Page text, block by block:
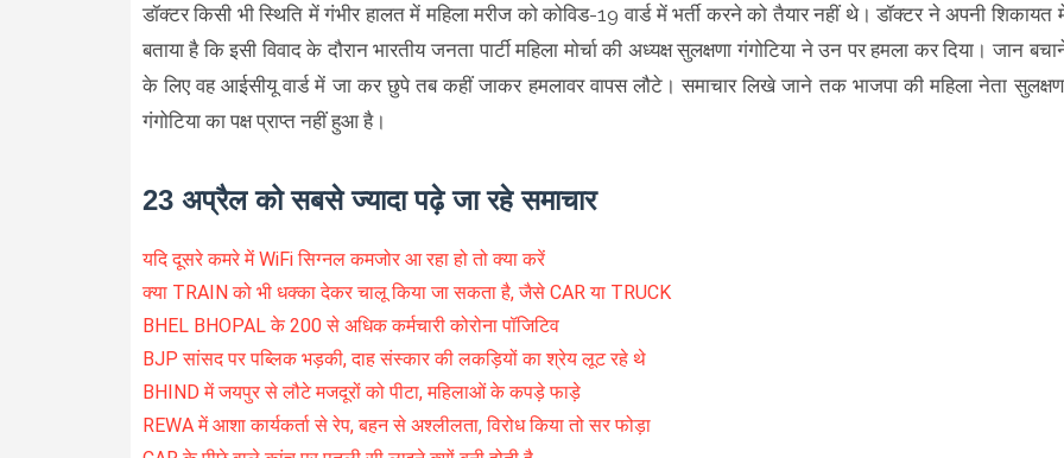
डॉक्टर किसी भी स्थिति में गंभीर हालत में महिला मरीज को कोविड-19 वार्ड में भर्ती करने को तैयार नहीं थे। डॉक्टर ने अपनी शिकायत
बताया है कि इसी विवाद के दौरान भारतीय जनता पार्टी महिला मोर्चा की अध्यक्ष सुलक्षणा गंगोटिया ने उन पर हमला कर दिया। जान
के लिए वह आईसीयू वार्ड में जा कर छुपे तब कहीं जाकर हमलावर वापस लौटे। समाचार लिखे जाने तक भाजपा की महिला नेता
गंगोटिया का पक्ष प्राप्त नहीं हुआ है।
23 अप्रैल को सबसे ज्यादा पढ़े जा रहे समाचार
यदि दूसरे कमरे में WiFi सिग्नल कमजोर आ रहा हो तो क्या करें
क्या TRAIN को भी धक्का देकर चालू किया जा सकता है, जैसे CAR या TRUCK
BHEL BHOPAL के 200 से अधिक कर्मचारी कोरोना पॉजिटिव
BJP सांसद पर पब्लिक भड़की, दाह संस्कार की लकड़ियों का श्रेय लूट रहे थे
BHIND में जयपुर से लौटे मजदूरों को पीटा, महिलाओं के कपड़े फाड़े
REWA में आशा कार्यकर्ता से रेप, बहन से अश्लीलता, विरोध किया तो सर फोड़ा